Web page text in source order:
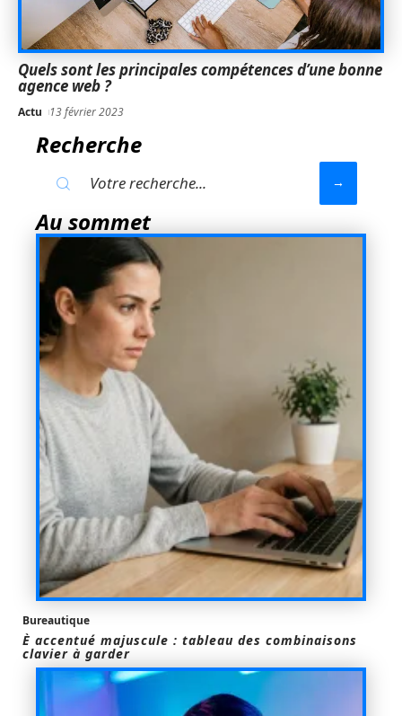
Quels sont les principales compétences d’une bonne
agence web ?
Actu 13 février 2023
Recherche
Au sommet
Bureautique
È accentué majuscule : tableau des combinaisons
clavier à garder